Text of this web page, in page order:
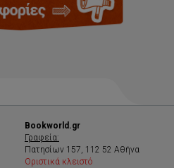
Bookworld.gr
Γραφεία:
Πατησίων 157, 112 52 Αθήνα
Οριστικά κλειστό